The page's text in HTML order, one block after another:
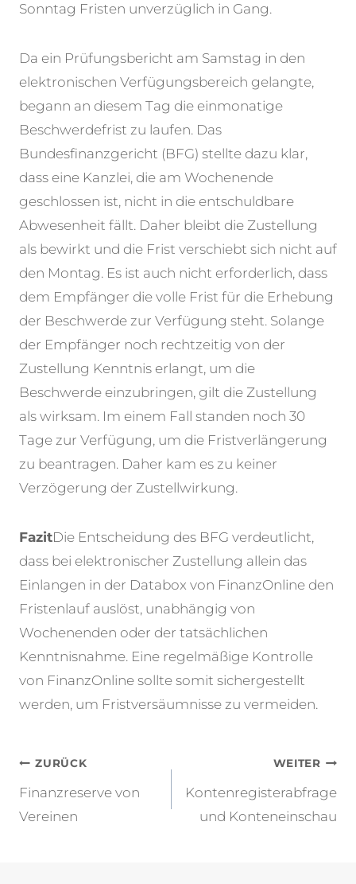
Sonntag Fristen unverzüglich in Gang.
Da ein Prüfungsbericht am Samstag in den
elektronischen Verfügungsbereich gelangte,
begann an diesem Tag die einmonatige
Beschwerdefrist zu laufen. Das
Bundesfinanzgericht (BFG) stellte dazu klar,
dass eine Kanzlei, die am Wochenende
geschlossen ist, nicht in die entschuldbare
Abwesenheit fällt. Daher bleibt die Zustellung
als bewirkt und die Frist verschiebt sich nicht auf
den Montag. Es ist auch nicht erforderlich, dass
dem Empfänger die volle Frist für die Erhebung
der Beschwerde zur Verfügung steht. Solange
der Empfänger noch rechtzeitig von der
Zustellung Kenntnis erlangt, um die
Beschwerde einzubringen, gilt die Zustellung
als wirksam. Im einem Fall standen noch 30
Tage zur Verfügung, um die Fristverlängerung
zu beantragen. Daher kam es zu keiner
Verzögerung der Zustellwirkung.
FazitDie Entscheidung des BFG verdeutlicht,
dass bei elektronischer Zustellung allein das
Einlangen in der Databox von FinanzOnline den
Fristenlauf auslöst, unabhängig von
Wochenenden oder der tatsächlichen
Kenntnisnahme. Eine regelmäßige Kontrolle
von FinanzOnline sollte somit sichergestellt
werden, um Fristversäumnisse zu vermeiden.
Beitragsnavigation
ZURÜCK
Finanzreserve von
Vereinen
WEITER
Kontenregisterabfrage
und Konteneinschau